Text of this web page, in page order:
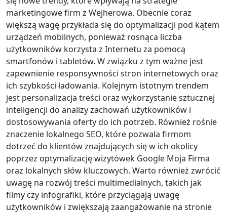
marketingowe firm z Wejherowa. Obecnie coraz
większą wagę przykłada się do optymalizacji pod kątem
urządzeń mobilnych, ponieważ rosnąca liczba
użytkowników korzysta z Internetu za pomocą
smartfonów i tabletów. W związku z tym ważne jest
zapewnienie responsywności stron internetowych oraz
ich szybkości ładowania. Kolejnym istotnym trendem
jest personalizacja treści oraz wykorzystanie sztucznej
inteligencji do analizy zachowań użytkowników i
dostosowywania oferty do ich potrzeb. Również rośnie
znaczenie lokalnego SEO, które pozwala firmom
dotrzeć do klientów znajdujących się w ich okolicy
poprzez optymalizację wizytówek Google Moja Firma
oraz lokalnych słów kluczowych. Warto również zwrócić
uwagę na rozwój treści multimedialnych, takich jak
filmy czy infografiki, które przyciągają uwagę
użytkowników i zwiększają zaangażowanie na stronie